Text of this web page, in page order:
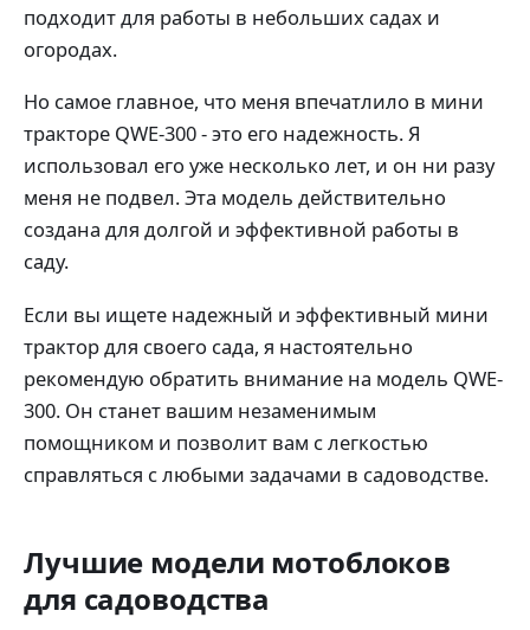
подходит для работы в небольших садах и
огородах.
Но самое главное, что меня впечатлило в мини
тракторе QWE-300 - это его надежность. Я
использовал его уже несколько лет, и он ни разу
меня не подвел. Эта модель действительно
создана для долгой и эффективной работы в
саду.
Если вы ищете надежный и эффективный мини
трактор для своего сада, я настоятельно
рекомендую обратить внимание на модель QWE-
300. Он станет вашим незаменимым
помощником и позволит вам с легкостью
справляться с любыми задачами в садоводстве.
Лучшие модели мотоблоков
для садоводства